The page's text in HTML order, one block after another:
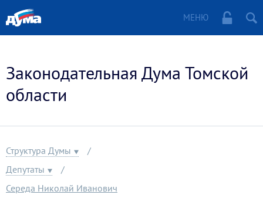
МЕНЮ
Законодательная Дума Томской
области
Структура Думы
Депутаты
Середа Николай Иванович